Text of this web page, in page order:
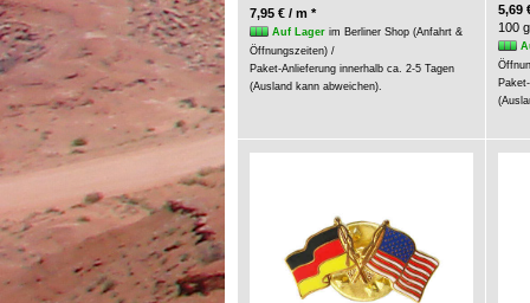
7,95 € / m *
Auf Lagerim Berliner Shop (Anfahrt &
Öffnungszeiten) /
Paket-Anlieferung innerhalb ca. 2-5 Tagen
(Ausland kann abweichen).
5,69
100